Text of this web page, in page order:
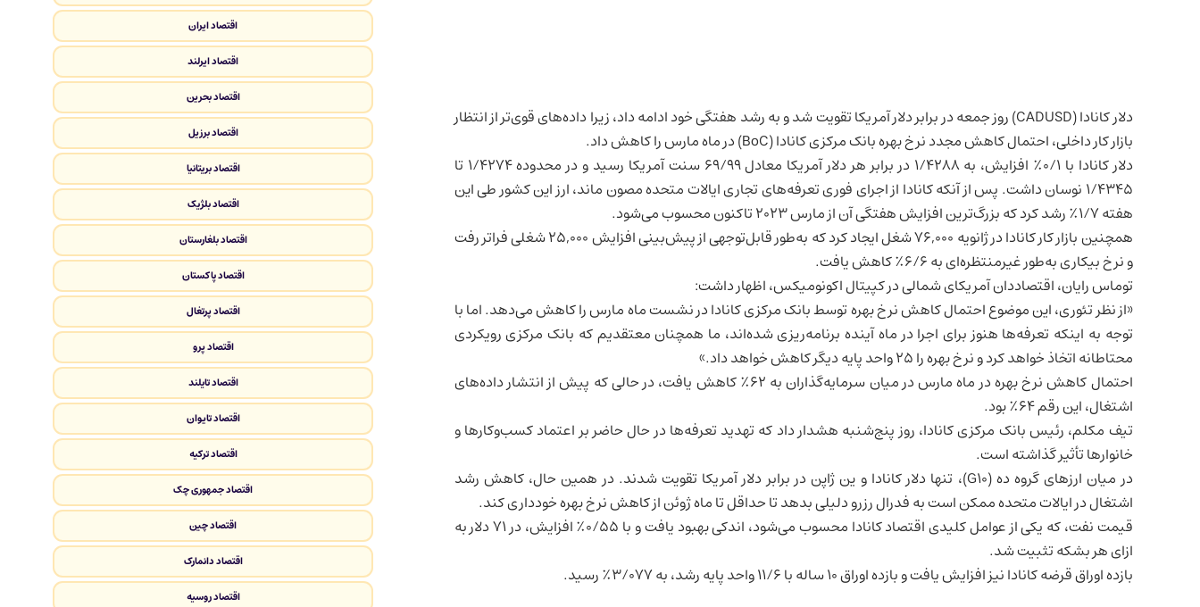
دلار کانادا (CADUSD) روز جمعه در برابر دلار آمریکا تقویت شد و به رشد هفتگی خود ادامه داد، زیرا داده‌های قوی‌تر از انتظار
بازار کارداخلی، احتمال کاهش مجدد نرخ بهره بانک مرکزی کانادا (BoC) در ماه مارس را کاهش داد.
دلار کانادا با ۰/۱٪ افزایش، به ۱/۴۲۸۸ در برابر هر دلار آمریکا معادل ۶۹/۹۹ سنت آمریکا رسید و در محدوده ۱/۴۲۷۴ تا
۱/۴۳۴۵ نوسان داشت. پس از آنکه کانادا از اجرای فوری تعرفه‌های تجاری
ایالات متحدهمصون ماند، ارز این کشور طی این
هفته ۱/۷٪ رشد کرد که بزرگ‌ترین افزایش هفتگی آن از مارس ۲۰۲۳ تاکنون محسوب می‌شود.
همچنین بازار کار کانادا در ژانویه ۷۶,۰۰۰ شغل ایجاد کرد که به‌طور قابل‌توجهی از پیش‌بینی افزایش ۲۵,۰۰۰ شغلی فراتر رفت
و نرخ بیکاری به‌طور غیرمنتظره‌ای به ۶/۶٪ کاهش یافت.
توماس رایان، اقتصاددان آمریکای شمالی در کپیتال اکونومیکس، اظهار داشت:
«از نظر تئوری، این موضوع احتمال کاهش نرخ بهره توسط بانک مرکزی کانادا در نشست ماه مارس را کاهش می‌دهد. اما با
توجه به اینکه تعرفه‌ها هنوز برای اجرا در ماه آینده برنامه‌ریزی شده‌اند، ما همچنان معتقدیم که بانک مرکزی رویکردی
محتاطانه اتخاذ خواهد کرد و نرخ بهره را ۲۵ واحد پایه دیگر کاهش خواهد داد.»
احتمال کاهش نرخ بهره در ماه مارس در میان سرمایه‌گذاران به ۶۲٪ کاهش یافت، در حالی که پیش از انتشار داده‌های
اشتغال، این رقم ۶۴٪ بود.
تیف مکلم، رئیس بانک مرکزی کانادا، روز پنج‌شنبه هشدار داد که تهدید تعرفه‌ها در حال حاضر بر اعتماد کسب‌وکارها و
خانوارها تأثیر گذاشته است.
در میان ارزهای گروه ده (G10)، تنها دلار کانادا و ین
ژاپندر برابر دلار آمریکا تقویت شدند. در همین حال، کاهش رشد
اشتغال در ایالات متحده ممکن است به فدرال رزرو دلیلی بدهد تا حداقل تا ماه ژوئن از کاهش نرخ بهره خودداری کند.
قیمت نفت، که یکی از عوامل کلیدی اقتصاد کانادا
محسوب می‌شود، اندکی بهبود یافت و با ۰/۵۵٪ افزایش، در ۷۱ دلار به
ازای هر بشکه تثبیت شد.
بازده اوراق قرضه کانادا نیز افزایش یافت و بازده اوراق ۱۰ ساله با ۱۱/۶ واحد پایه رشد، به ۳/۰۷۷٪ رسید.
اقتصاد ایران
اقتصاد ایرلند
اقتصاد بحرین
اقتصاد برزیل
اقتصاد بریتانیا
اقتصاد بلژیک
اقتصاد بلغارستان
اقتصاد پاکستان
اقتصاد پرتغال
اقتصاد پرو
اقتصاد تایلند
اقتصاد تایوان
اقتصاد ترکیه
اقتصاد جمهوری چک
اقتصاد چین
اقتصاد دانمارک
اقتصاد روسیه